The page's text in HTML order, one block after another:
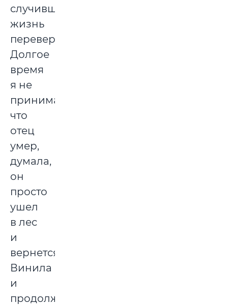
случившегося
жизнь
перевернулась.
Долгое
время
я не
принимала,
что
отец
умер,
думала,
он
просто
ушел
в лес
и
вернется.
Винила
и
продолжаю